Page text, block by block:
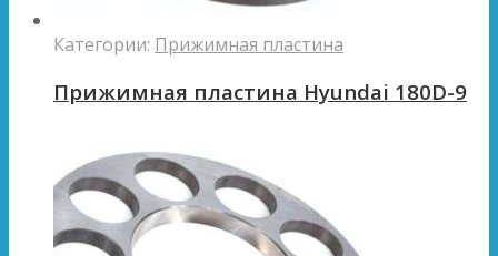
Категории: Прижимная пластина
Прижимная пластина Hyundai 180D-9